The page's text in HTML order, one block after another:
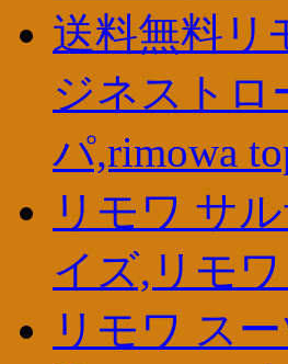
送料無料リ
ジネストロ
パ,rimowa
リモワ サ
イズ,リモ
リモワ ス